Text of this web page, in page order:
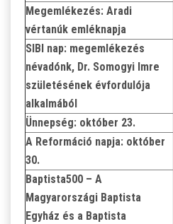
Megemlékezés: Aradi
vértanúk emléknapja
SIBI nap: megemlékezés
névadónk, Dr. Somogyi Imre
születésének évfordulója
alkalmából
Ünnepség: október 23.
A Reformáció napja: október
30.
Baptista500 – A
Magyarországi Baptista
Egyház és a Baptista